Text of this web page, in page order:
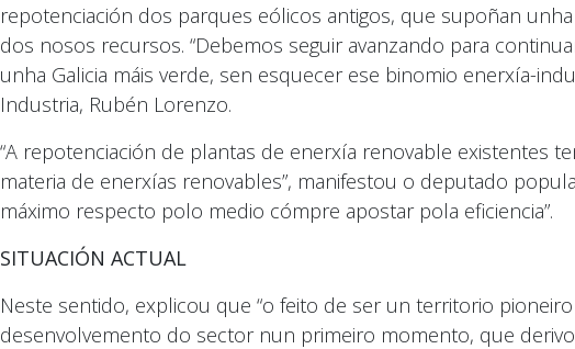
repotenciación dos parques eólicos antigos, que supoñan
dos nosos recursos. “Debemos seguir avanzando para
unha Galicia máis verde, sen esquecer ese binomio enerxía-
Industria, Rubén Lorenzo.
“A repotenciación de plantas de enerxía renovable existentes
materia de enerxías renovables”, manifestou o deputado
máximo respecto polo medio cómpre apostar pola eficiencia”.
SITUACIÓN ACTUAL
Neste sentido, explicou que “o feito de ser un territorio
desenvolvemento do sector nun primeiro momento, que